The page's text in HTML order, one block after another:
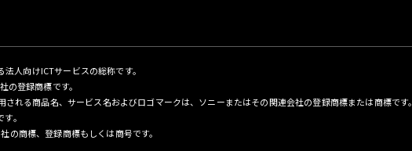
人向けICTサービスの総称です。
の登録商標です。
される商品名、サービス名およびロゴマークは、ソニーまたはその関連会社の登録商標または商標です。
。
の商標、登録商標もしくは商号です。